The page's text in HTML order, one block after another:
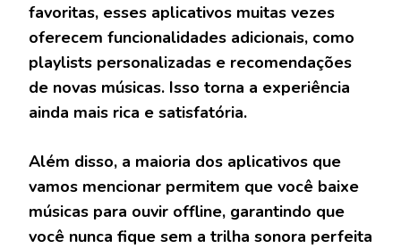
favoritas, esses aplicativos muitas vezes
oferecem funcionalidades adicionais, como
playlists personalizadas e recomendações
de novas músicas. Isso torna a experiência
ainda mais rica e satisfatória.
Além disso, a maioria dos aplicativos que
vamos mencionar permitem que você baixe
músicas para ouvir offline, garantindo que
você nunca fique sem a trilha sonora perfeita